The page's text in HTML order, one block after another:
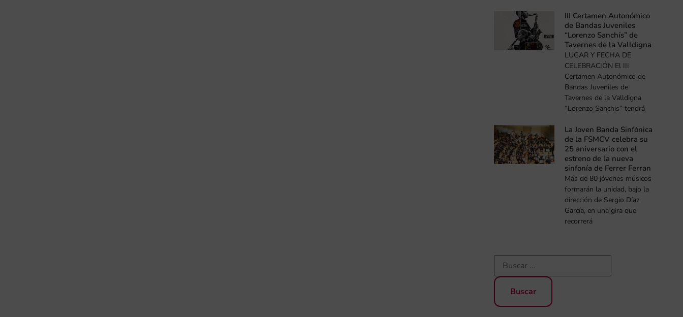
III Certamen Autonómico
de Bandas Juveniles
“Lorenzo Sanchís” de
Tavernes de la Valldigna
LUGAR Y FECHA DE
CELEBRACIÓN El III
Certamen Autonómico de
Bandas Juveniles de
Tavernes de la Valldigna
“Lorenzo Sanchis” tendrá
La Joven Banda Sinfónica
de la FSMCV celebra su
25 aniversario con el
estreno de la nueva
sinfonía de Ferrer Ferran
Más de 80 jóvenes músicos
formarán la unidad, bajo la
dirección de Sergio Díaz
García, en una gira que
recorrerá